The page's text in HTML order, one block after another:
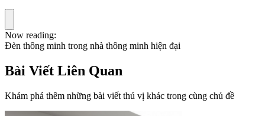
Now reading:
Đèn thông minh trong nhà thông minh hiện đại
Bài Viết Liên Quan
Khám phá thêm những bài viết thú vị khác trong cùng chủ đề